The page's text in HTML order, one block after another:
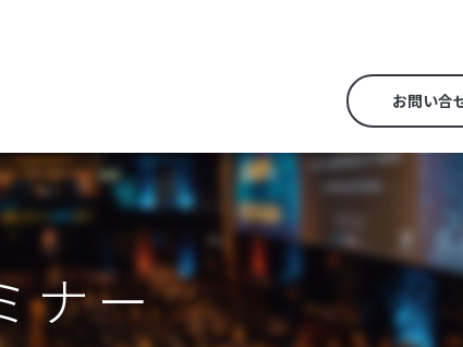
お問い合
ナー